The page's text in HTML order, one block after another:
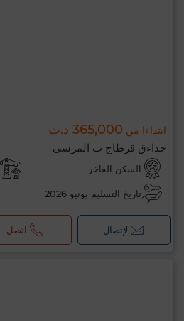
ابتداءا من 365,000 د.ت
حداءق قرطاج ب المرسى
السكن الفاخر
تاريخ التسليم يونيو 2026
لإتصال اتصل